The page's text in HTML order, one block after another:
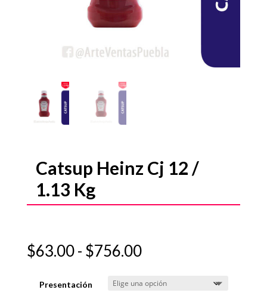
Catsup Heinz Cj 12 /
1.13 Kg
$63.00- $756.00Rango
precios:
desde
Presentación